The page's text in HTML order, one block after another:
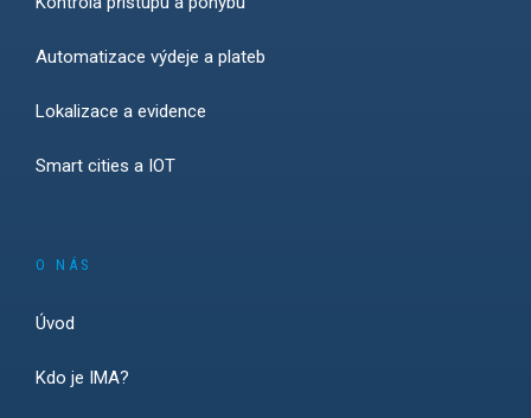
Automatizace výdeje a plateb
Lokalizace a evidence
Smart cities a IOT
O NÁS
Úvod
Kdo je IMA?